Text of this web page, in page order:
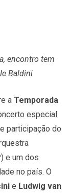
encontro tem
Baldini
a Temporada
especial
e participação do
e um dos
no país. O
e Ludwig van